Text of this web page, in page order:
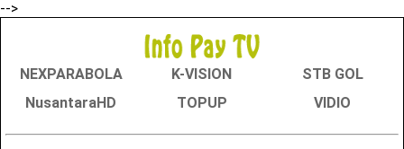
-->
NEXPARABOLA K-VISION
STB GOL
NusantaraHD
TOPUP VIDIO